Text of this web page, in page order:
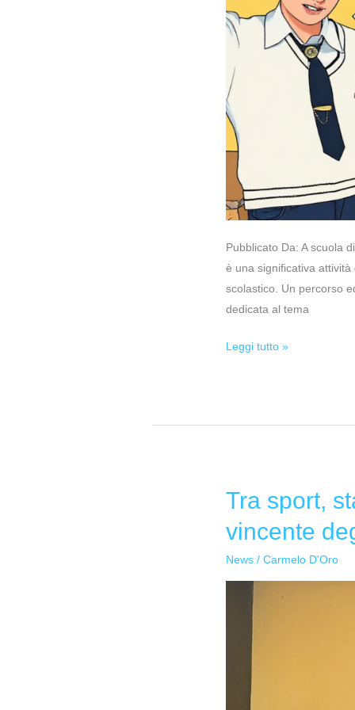
Pubblicato Da: A scuola
è una significativa
scolastico. Un percorso
dedicata al tema
Leggi tutto »
Tra sport,
vincente
News /Carmelo D'Oro
Tra
stagioni
e
alimentazione:
alunni